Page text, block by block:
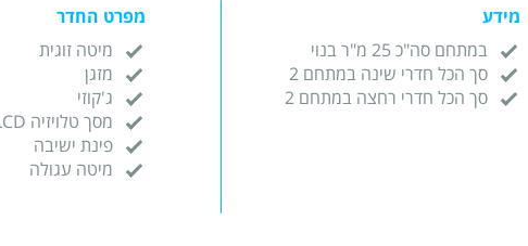
מידע
במתחם סה"כ 25 מ"ר בנוי
סך הכל חדרי שינה במתחם 2
סך הכל חדרי רחצה במתחם 2
מפרט החדר
מיטה זוגית
מזגן
ג'קוזי
מסך טלויזיה LCD
פינת ישיבה
מיטה עגולה